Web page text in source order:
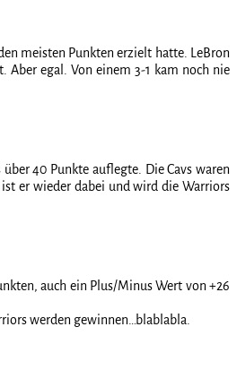
meisten Punkten erzielt hatte. LeBron
Aber egal. Von einem 3-1 kam noch nie
40 Punkte auflegte. Die Cavs waren
er wieder dabei und wird die Warriors
auch ein Plus/Minus Wert von +26
werden gewinnen…blablabla.